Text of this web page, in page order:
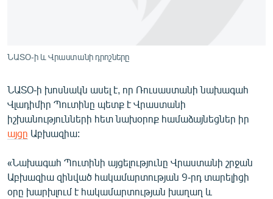
ԱՐԽԻՎ
ՏԵՍԱՆՅՈՒԹԵՐ
ԲԱՆԱՎԵՃ
ՁԳՏԵԼՈՎ ԼԱՎԱԳՈՒՅՆԻՆ
ՓՈԴՔԱՍԹ
ՆԱՏՕ-ի և Վրաստանի դրոշները
ՆԱՏՕ-ի խոսնակն ասել է, որ Ռուսաստանի նախագահ
Վլադիմիր Պուտինը պետք է Վրաստանի
իշխանությունների հետ նախօրոք համաձայնեցներ իր
այցը Աբխազիա:
«Նախագահ Պուտինի այցելությունը Վրաստանի շրջան
Աբխազիա զինված հակամարտության 9-րդ տարելիցի
օրը խարխլում է հակամարտության խաղաղ և